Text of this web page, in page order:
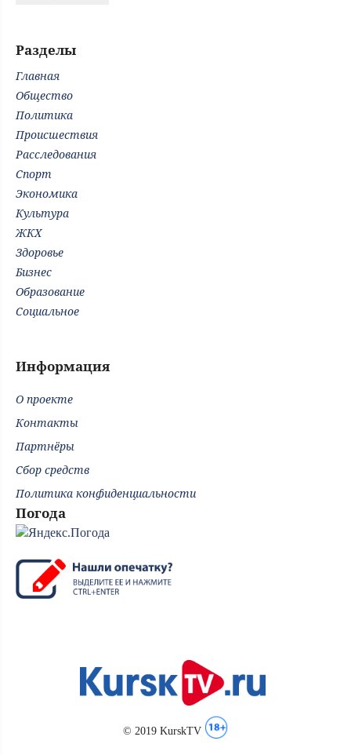
Разделы
Главная
Общество
Политика
Происшествия
Расследования
Спорт
Экономика
Культура
ЖКХ
Здоровье
Бизнес
Образование
Социальное
Информация
О проекте
Контакты
Партнёры
Сбор средств
Политика конфиденциальности
Погода
© 2019 KurskTV